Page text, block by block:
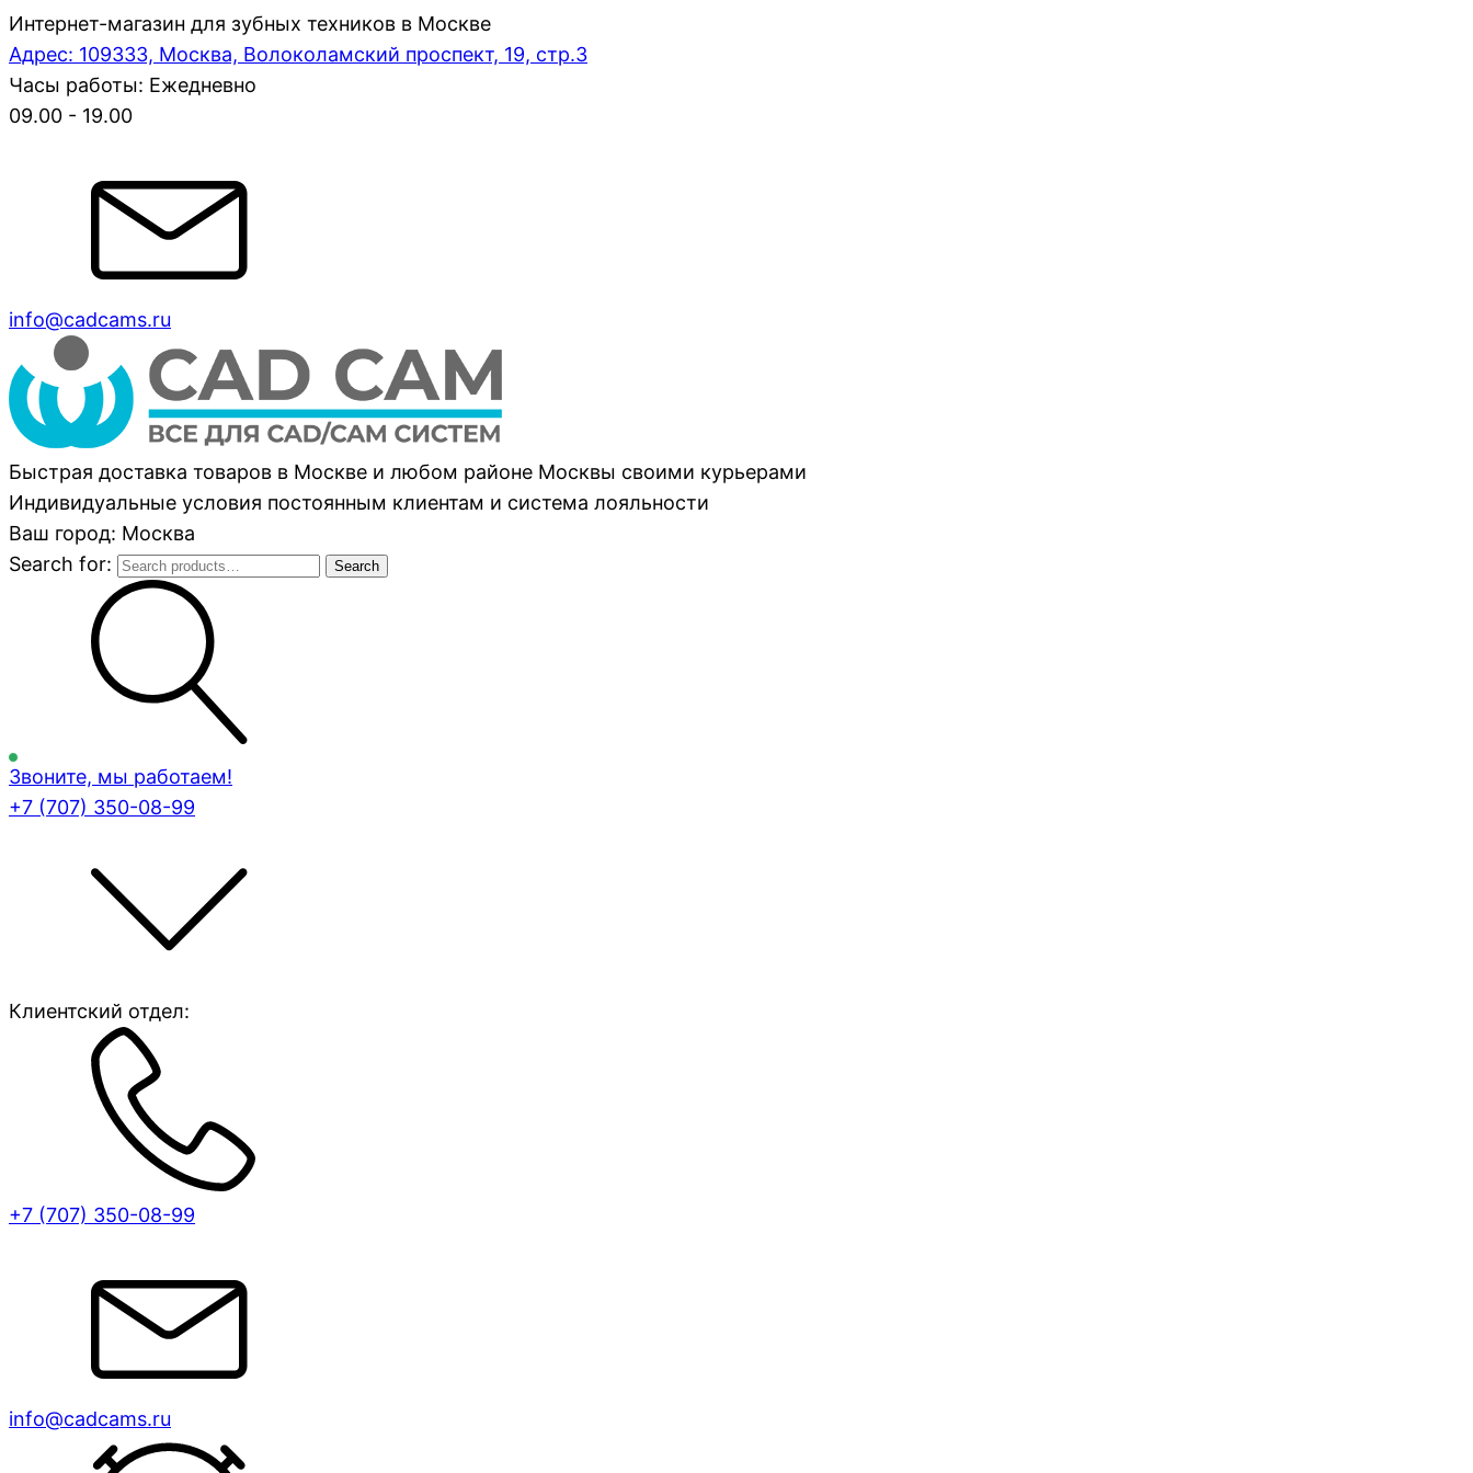
Интернет-магазин для зубных техников в Москве
Адрес: 109333, Москва, Волоколамский проспект, 19, стр.3
Часы работы: Ежедневно
09.00 - 19.00
info@cadcams.ru
Быстрая доставка товаров в Москве и любом районе Москвы своими курьерами
Индивидуальные условия постоянным клиентам и система лояльности
Ваш город: Москва
Search for:
Search
Звоните, мы работаем!
+7 (707) 350-08-99
Клиентский отдел:
+7 (707) 350-08-99
info@cadcams.ru